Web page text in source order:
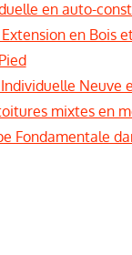
en auto-
en Bois
Neuve
mixtes en
Fondamentale